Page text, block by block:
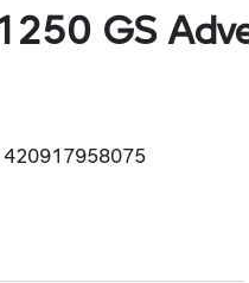
GS
420917958075